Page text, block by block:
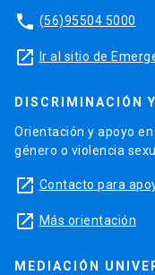
phone (56)95504 5000
launch Ir al sitio de
DISCRIMINACIÓN
Orientación y apoyo
género o violencia
launch Contacto para
launch Más orientación
MEDIACIÓN